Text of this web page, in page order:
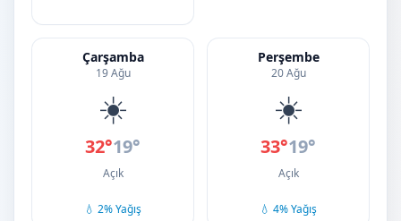
Çarşamba
19 Ağu
☀️
32°19°
Açık
💧 2% Yağış
Perşembe
20 Ağu
☀️
33°19°
Açık
💧 4% Yağış